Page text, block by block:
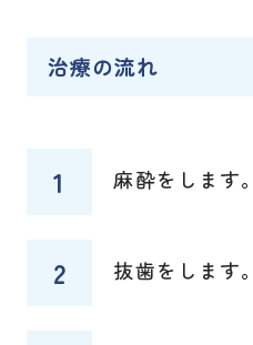
治療の流れ
麻酔をします。
抜歯をします。